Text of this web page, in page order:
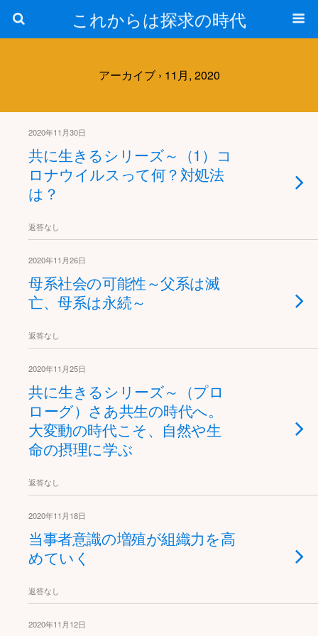
これからは探求の時代
アーカイブ › 11月, 2020
2020年11月30日
共に生きるシリーズ～（1）コ
ロナウイルスって何？対処法
は？
返答なし
2020年11月26日
母系社会の可能性～父系は滅
亡、母系は永続～
返答なし
2020年11月25日
共に生きるシリーズ～（プロ
ローグ）さあ共生の時代へ。
大変動の時代こそ、自然や生
命の摂理に学ぶ
返答なし
2020年11月18日
当事者意識の増殖が組織力を高
めていく
返答なし
2020年11月12日